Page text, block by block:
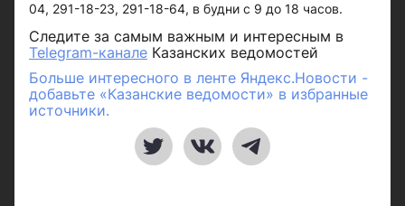
04, 291-18-23, 291-18-64, в будни с 9 до 18 часов.
Следите за самым важным и интересным в
Telegram-канале Казанских ведомостей
Больше интересного в ленте Яндекс.Новости -
добавьте «Казанские ведомости» в избранные
источники.